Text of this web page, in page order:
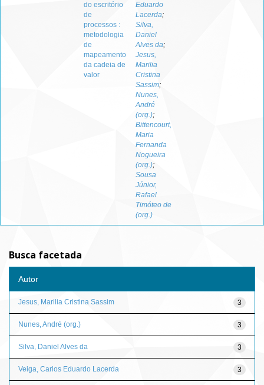
do escritório
de
processos :
metodologia
de
mapeamento
da cadeia de
valor
Eduardo
Lacerda;
Silva,
Daniel
Alves da;
Jesus,
Marilia
Cristina
Sassim;
Nunes,
André
(org.);
Bittencourt,
Maria
Fernanda
Nogueira
(org.);
Sousa
Júnior,
Rafael
Timóteo de
(org.)
Busca facetada
Autor
3
Jesus, Marilia Cristina Sassim
3
Nunes, André (org.)
3
Silva, Daniel Alves da
3
Veiga, Carlos Eduardo Lacerda